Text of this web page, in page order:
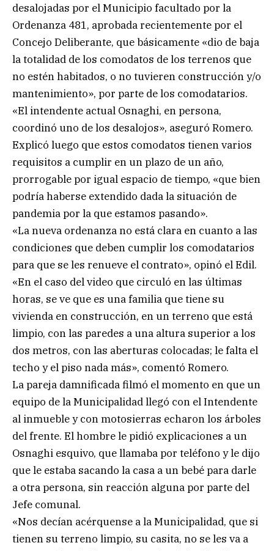
desalojadas por el Municipio facultado por la
Ordenanza 481, aprobada recientemente por el
Concejo Deliberante, que básicamente «dio de baja
la totalidad de los comodatos de los terrenos que
no estén habitados, o no tuvieren construcción y/o
mantenimiento», por parte de los comodatarios.
«El intendente actual Osnaghi, en persona,
coordinó uno de los desalojos», aseguró Romero.
Explicó luego que estos comodatos tienen varios
requisitos a cumplir en un plazo de un año,
prorrogable por igual espacio de tiempo, «que bien
podría haberse extendido dada la situación de
pandemia por la que estamos pasando».
«La nueva ordenanza no está clara en cuanto a las
condiciones que deben cumplir los comodatarios
para que se les renueve el contrato», opinó el Edil.
«En el caso del video que circuló en las últimas
horas, se ve que es una familia que tiene su
vivienda en construcción, en un terreno que está
limpio, con las paredes a una altura superior a los
dos metros, con las aberturas colocadas; le falta el
techo y el piso nada más», comentó Romero.
La pareja damnificada filmó el momento en que un
equipo de la Municipalidad llegó con el Intendente
al inmueble y con motosierras echaron los árboles
del frente. El hombre le pidió explicaciones a un
Osnaghi esquivo, que llamaba por teléfono y le dijo
que le estaba sacando la casa a un bebé para darle
a otra persona, sin reacción alguna por parte del
Jefe comunal.
«Nos decían acérquense a la Municipalidad, que si
tienen su terreno limpio, su casita, no se les va a